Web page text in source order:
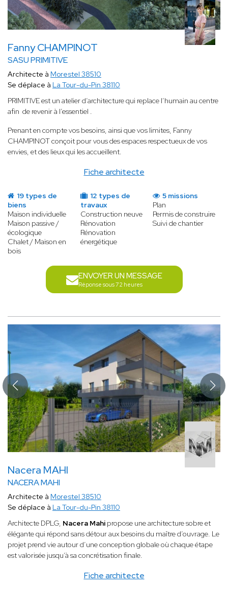
Fanny CHAMPINOT
SASU PRIMITIVE
Fiche architecte
Architecte à Morestel 38510
Se déplace à La Tour-du-Pin 38110
PRIMITIVE est un atelier d’architecture qui replace l’humain au centre
afin de revenir à l’essentiel .
Prenant en compte vos besoins, ainsi que vos limites, Fanny
CHAMPINOT conçoit pour vous des espaces respectueux de vos
envies, et des lieux qui les accueillent.
19 types de
biens
Maison individuelle
Maison passive /
écologique
Chalet / Maison en
bois
12 types de
travaux
Construction neuve
Rénovation
Rénovation
énergétique
5 missions
Plan
Permis de construire
Suivi de chantier
ENVOYER UN MESSAGE
Réponse sous 72 heures
Nacera MAHI
NACERA MAHI
Fiche architecte
Architecte à Morestel 38510
Se déplace à La Tour-du-Pin 38110
Architecte DPLG, Nacera Mahi propose une architecture sobre et
élégante qui répond sans détour aux besoins du maître d’ouvrage. Le
projet prend vie autour d’une conception globale où chaque étape
est valorisée jusqu’à sa concrétisation finale.